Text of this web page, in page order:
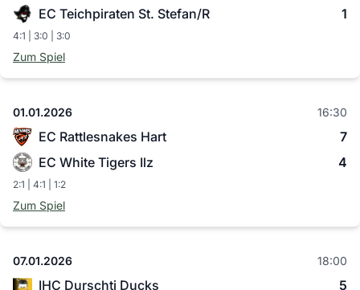
EC Teichpiraten St. Stefan/R
1
4:1 | 3:0 | 3:0
Zum Spiel
01.01.2026 16:30
EC Rattlesnakes Hart
7
EC White Tigers Ilz
4
2:1 | 4:1 | 1:2
Zum Spiel
07.01.2026 18:00
IHC Durschti Ducks
5